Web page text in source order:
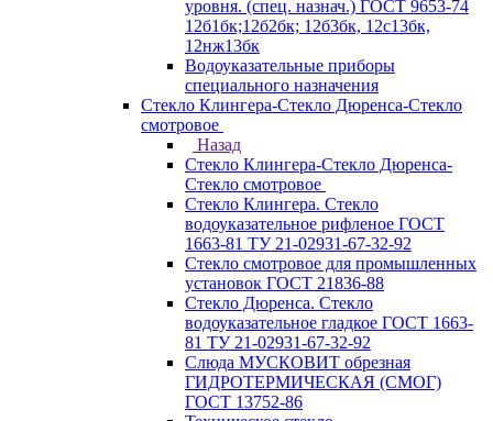
уровня. (спец. назнач.) ГОСТ 9653-74
12б1бк;12б2бк; 12б3бк, 12с13бк,
12нж13бк
Водоуказательные приборы
специального назначения
Стекло Клингера-Стекло Дюренса-Стекло
смотровое
Назад
Стекло Клингера-Стекло Дюренса-
Стекло смотровое
Стекло Клингера. Стекло
водоуказательное рифленое ГОСТ
1663-81 ТУ 21-02931-67-32-92
Стекло смотровое для промышленных
установок ГОСТ 21836-88
Стекло Дюренса. Стекло
водоуказательное гладкое ГОСТ 1663-
81 ТУ 21-02931-67-32-92
Слюда МУСКОВИТ обрезная
ГИДРОТЕРМИЧЕСКАЯ (СМОГ)
ГОСТ 13752-86